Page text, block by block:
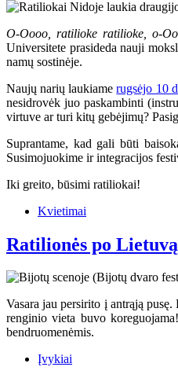
O-Oooo, ratilioke ratilioke, o-
Universitete prasideda nauji
namų sostinėje.
Naujų narių laukiamerugsėjo 10
nesidrovėk juo paskambinti
virtuve ar turi kitų gebėjimų?
Suprantame, kad gali būti
Susimojuokime ir integracijos
Iki greito, būsimi ratiliokai!
Kvietimai
Ratilionės po Lietuvą
Vasara jau persirito į antrąją
renginio vieta buvo
bendruomenėmis.
Įvykiai